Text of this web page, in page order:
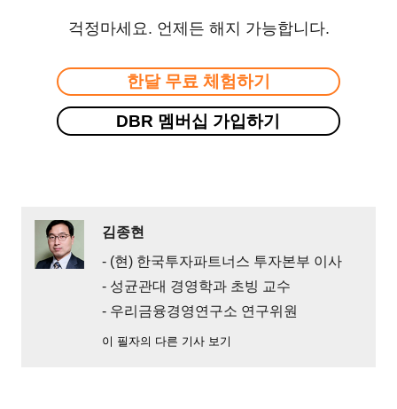
걱정마세요. 언제든 해지 가능합니다.
한달 무료 체험하기
DBR 멤버십 가입하기
김종현
- (현) 한국투자파트너스 투자본부 이사
- 성균관대 경영학과 초빙 교수
- 우리금융경영연구소 연구위원
이 필자의 다른 기사 보기